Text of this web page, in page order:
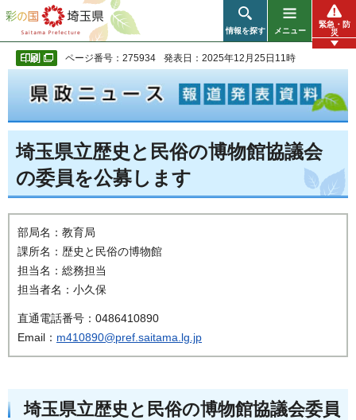
彩の国 埼玉県
情報を探す メニュー
緊急・防
災
ページ番号：275934 発表日：2025年12月25日11時
埼玉県立歴史と民俗の博物館協議会
の委員を公募します
部局名：教育局
課所名：歴史と民俗の博物館
担当名：総務担当
担当者名：小久保
直通電話番号：0486410890
Email： m410890@pref.saitama.lg.jp
埼玉県立歴史と民俗の博物館協議会委員